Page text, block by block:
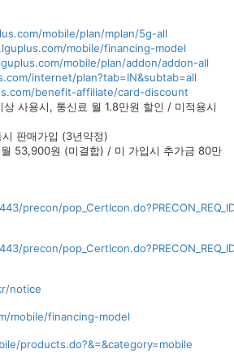
mobile/plan/mplan/5g-all
mobile/financing-model
mobile/plan/addon/addon-all
internet/plan?tab=IN&subtab=all
benefit-affiliate/card-discount
사용시, 통신료 월 1.8만원 할인 / 미적용시
판매가입 (3년약정)
53,900원 (미결합) / 미 가입시 추가금 80만
precon/
precon/
notice
mobile/financing-model
products.do?&=&category=mobile